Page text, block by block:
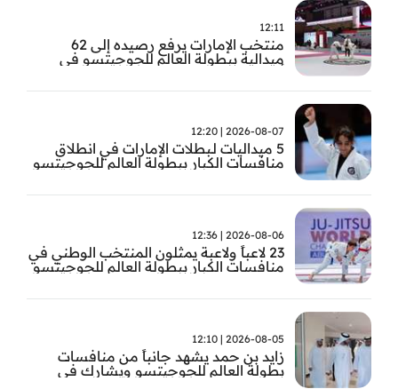
12:11
منتخب الإمارات يرفع رصيده إلى 62
ميدالية ببطولة العالم للجوجيتسو في
2026-08-07 | 12:20
5 ميداليات لـبطلات الإمارات في انطلاق
منافسات الكبار ببطولة العالم للجوجيتسو
2026-08-06 | 12:36
23 لاعباً ولاعبة يمثلون المنتخب الوطني في
منافسات الكبار ببطولة العالم للجوجيتسو
2026-08-05 | 12:10
زايد بن حمد يشهد جانباً من منافسات
بطولة العالم للجوجيتسو ويشارك في